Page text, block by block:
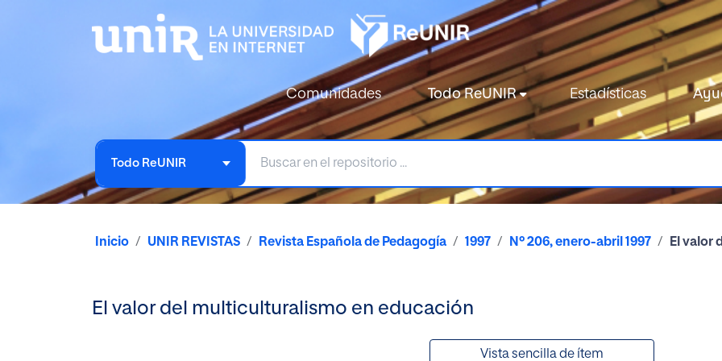
Comunidades Todo ReUNIR Estadísticas
Todo ReUNIR
Inicio UNIR REVISTAS Revista Española de Pedagogía 1997 Nº 206, enero-abril 1997 El valor
El valor del multiculturalismo en educación
Vista sencilla de ítem